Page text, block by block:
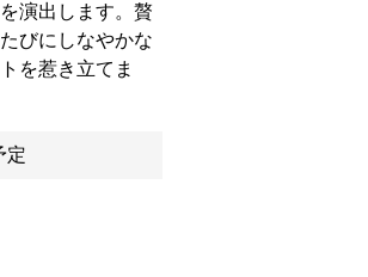
演出します。贅
びにしなやかな
を惹き立てま
定